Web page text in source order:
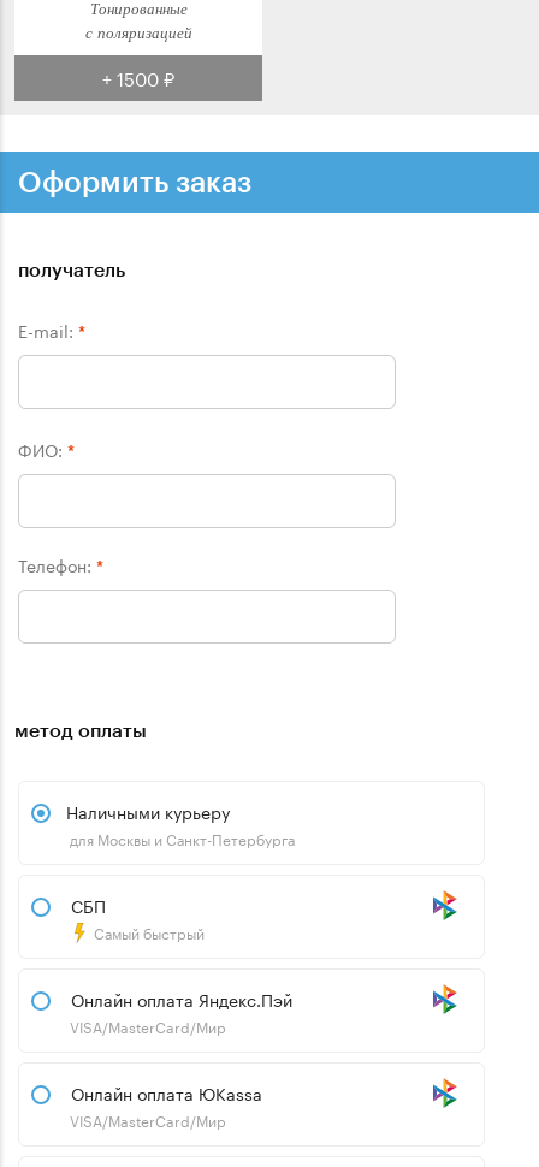
Тонированные
с поляризацией
+ 1500 ₽
Оформить заказ
получатель
E-mail: *
ФИО: *
Телефон: *
метод оплаты
Наличными курьеру
для Москвы и Санкт-Петербурга
СБП
Самый быстрый
Онлайн оплата Яндекс.Пэй
VISA/MasterCard/Мир
Онлайн оплата ЮKassa
VISA/MasterCard/Мир